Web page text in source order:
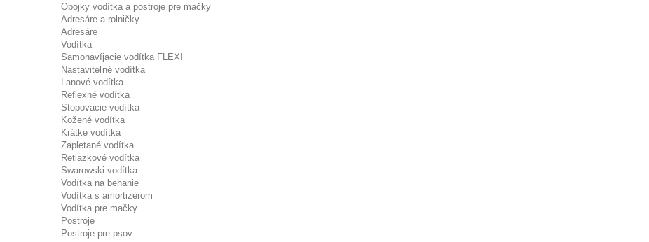
Obojky vodítka a postroje pre mačky
Adresáre a rolničky
Adresáre
Vodítka
Samonavíjacie vodítka FLEXI
Nastaviteľné vodítka
Lanové vodítka
Reflexné vodítka
Stopovacie vodítka
Kožené vodítka
Krátke vodítka
Zapletané vodítka
Retiazkové vodítka
Swarowski vodítka
Vodítka na behanie
Vodítka s amortizérom
Vodítka pre mačky
Postroje
Postroje pre psov